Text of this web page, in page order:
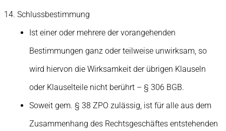
Schlussbestimmung
Ist einer oder mehrere der vorangehenden
Bestimmungen ganz oder teilweise unwirksam, so
wird hiervon die Wirksamkeit der übrigen Klauseln
oder Klauselteile nicht berührt – § 306 BGB.
Soweit gem. § 38 ZPO zulässig, ist für alle aus dem
Zusammenhang des Rechtsgeschäftes entstehenden